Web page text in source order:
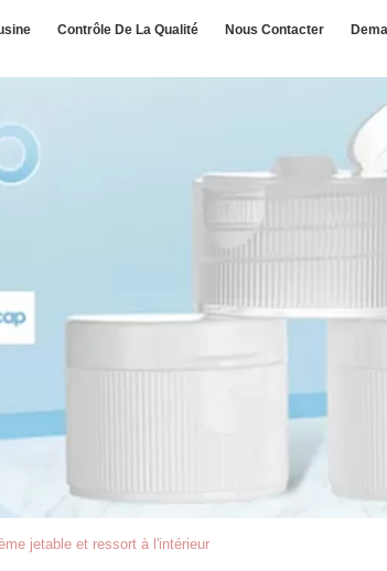
Contrôle De La Qualité Nous Contacter
jetable et ressort à l'intérieur